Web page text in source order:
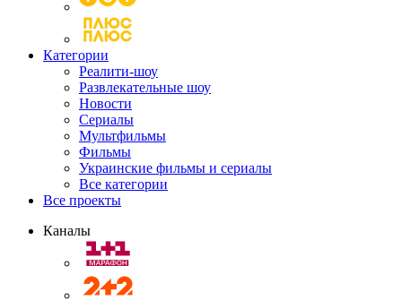
Категории
Реалити-шоу
Развлекательные шоу
Новости
Сериалы
Мультфильмы
Фильмы
Украинские фильмы и сериалы
Все категории
Все проекты
Каналы